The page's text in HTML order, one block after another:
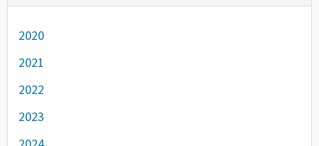
2020
2021
2022
2023